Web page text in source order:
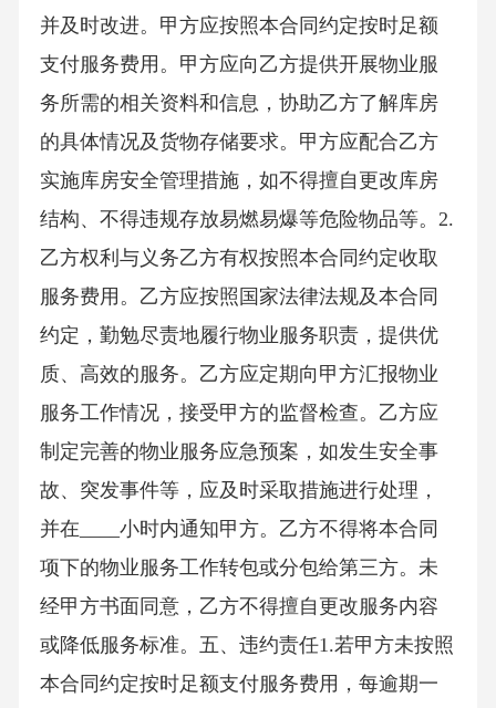
并及时改进。甲方应按照本合同约定按时足额
支付服务费用。甲方应向乙方提供开展物业服
务所需的相关资料和信息，协助乙方了解库房
的具体情况及货物存储要求。甲方应配合乙方
实施库房安全管理措施，如不得擅自更改库房
结构、不得违规存放易燃易爆等危险物品等。2.
乙方权利与义务乙方有权按照本合同约定收取
服务费用。乙方应按照国家法律法规及本合同
约定，勤勉尽责地履行物业服务职责，提供优
质、高效的服务。乙方应定期向甲方汇报物业
服务工作情况，接受甲方的监督检查。乙方应
制定完善的物业服务应急预案，如发生安全事
故、突发事件等，应及时采取措施进行处理，
并在____小时内通知甲方。乙方不得将本合同
项下的物业服务工作转包或分包给第三方。未
经甲方书面同意，乙方不得擅自更改服务内容
或降低服务标准。五、违约责任1.若甲方未按照
本合同约定按时足额支付服务费用，每逾期一